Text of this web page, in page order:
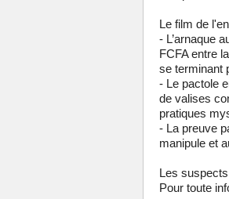
Le film de
- L’arnaque
FCFA entre
se terminant
- Le pactole
de valises
pratiques
- La preuve
manipule et
Les
Pour toute